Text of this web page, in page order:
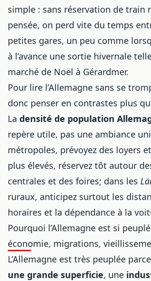
simple : sans réservation de train
pensée, on perd vite du temps
petites gares, un peu comme
à l’avance une sortie hivernale
marché de Noël à Gérardmer.
Pour lire l’Allemagne sans se
donc penser en contrastes plus
La densité de population
repère utile, pas une ambiance
métropoles, prévoyez des loyers
plus élevés, réservez tôt autour
centrales et des foires; dans les
ruraux, anticipez surtout les
horaires et la dépendance à la
Pourquoi l’Allemagne est si
économie, migrations,
L’Allemagne est très peuplée
une grande superficie, une